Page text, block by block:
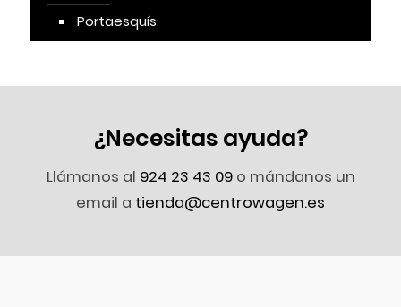
Portaesquís
¿Necesitas ayuda?
Llámanos al 924 23 43 09o mándanos un
email a tienda@centrowagen.es